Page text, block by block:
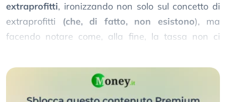
extraprofitti, ironizzando non solo sul concetto di
extraprofitti
(che, di fatto, non esistono), ma
facendo notare come, alla fine, la tassa non ci